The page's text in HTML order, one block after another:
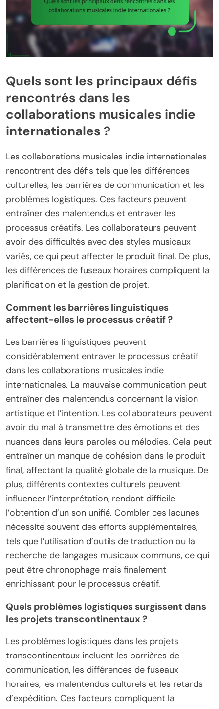
Quels sont les principaux défis
rencontrés dans les
collaborations musicales indie
internationales ?
Les collaborations musicales indie internationales
rencontrent des défis tels que les différences
culturelles, les barrières de communication et les
problèmes logistiques. Ces facteurs peuvent
entraîner des malentendus et entraver les
processus créatifs. Les collaborateurs peuvent
avoir des difficultés avec des styles musicaux
variés, ce qui peut affecter le produit final. De plus,
les différences de fuseaux horaires compliquent la
planification et la gestion de projet.
Comment les barrières linguistiques
affectent-elles le processus créatif ?
Les barrières linguistiques peuvent
considérablement entraver le processus créatif
dans les collaborations musicales indie
internationales. La mauvaise communication peut
entraîner des malentendus concernant la vision
artistique et l’intention. Les collaborateurs peuvent
avoir du mal à transmettre des émotions et des
nuances dans leurs paroles ou mélodies. Cela peut
entraîner un manque de cohésion dans le produit
final, affectant la qualité globale de la musique. De
plus, différents contextes culturels peuvent
influencer l’interprétation, rendant difficile
l’obtention d’un son unifié. Combler ces lacunes
nécessite souvent des efforts supplémentaires,
tels que l’utilisation d’outils de traduction ou la
recherche de langages musicaux communs, ce qui
peut être chronophage mais finalement
enrichissant pour le processus créatif.
Quels problèmes logistiques surgissent dans
les projets transcontinentaux ?
Les problèmes logistiques dans les projets
transcontinentaux incluent les barrières de
communication, les différences de fuseaux
horaires, les malentendus culturels et les retards
d’expédition. Ces facteurs compliquent la